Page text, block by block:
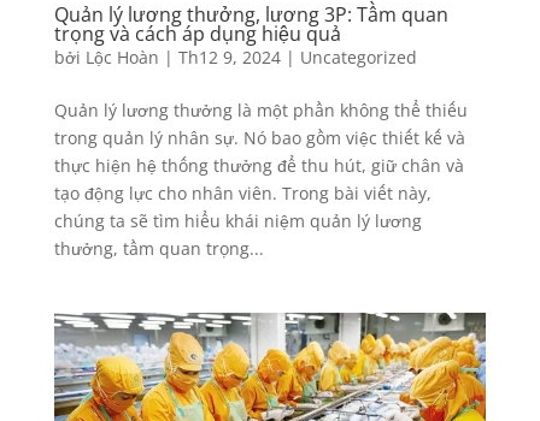
Quản lý lương thưởng, lương 3P: Tầm quan
trọng và cách áp dụng hiệu quả
bởi Lộc Hoàn | Th12 9, 2024| Uncategorized
Quản lý lương thưởng là một phần không thể thiếu
trong quản lý nhân sự. Nó bao gồm việc thiết kế và
thực hiện hệ thống thưởng để thu hút, giữ chân và
tạo động lực cho nhân viên. Trong bài viết này,
chúng ta sẽ tìm hiểu khái niệm quản lý lương
thưởng, tầm quan trọng...